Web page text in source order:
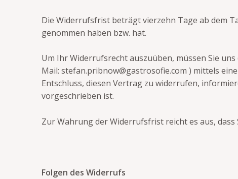
Die Widerrufsfrist beträgt vierzehn Tage ab dem
genommen haben bzw. hat.
Um Ihr Widerrufsrecht auszuüben, müssen Sie uns
Mail: stefan.pribnow@gastrosofie.com ) mittels
Entschluss, diesen Vertrag zu widerrufen,
vorgeschrieben ist.
Zur Wahrung der Widerrufsfrist reicht es aus,
Folgen des Widerrufs